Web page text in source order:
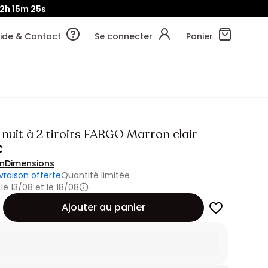
15m 23s
& Contact Se connecter Panier
nuit à 2 tiroirs FARGO Marron clair
Dimensions
offerteQuantité limitée
13/08 et le 18/08
Ajouter au panier